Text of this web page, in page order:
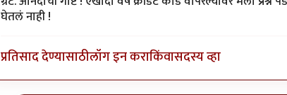
घेतलं नाही !
प्रतिसाद देण्यासाठीलॉग इन कराकिंवासदस्य व्हा